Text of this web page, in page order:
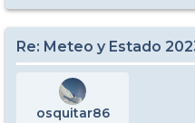
Re: Meteo y Estado
osquitar86